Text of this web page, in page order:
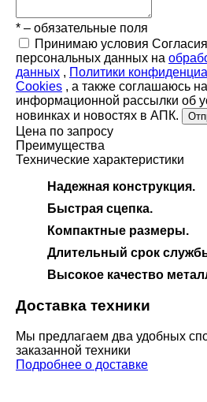
* – обязательные поля
Принимаю условия Согласия
персональных данных на
данных , Политики
Cookies , а также соглашаюсь
информационной рассылки об
новинках и новостях в АПК.
Цена по запросу
Преимущества
Технические характеристики
Надежная конструкция.
Быстрая сцепка.
Компактные размеры.
Длительный срок
Высокое качество
Доставка техники
Мы предлагаем два удобных
заказанной техники
Подробнее о доставке